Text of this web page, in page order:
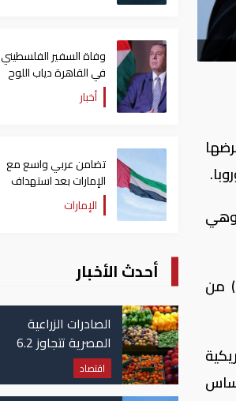
وهي
من
وفاة السفير الفلسطيني
في القاهرة دياب اللوح
أخبار
تضامن عربي واسع مع
الإمارات بعد استهداف
ناقلة في مضيق هرمز
الإمارات
أحدث الأخبار
الصادرات الزراعية
المصرية تتجاوز 6.2
مليون طن حتى الآن
اقتصاد